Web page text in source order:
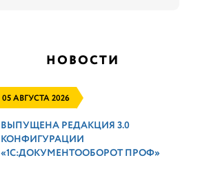
НОВОСТИ
05 АВГУСТА 2026
ВЫПУЩЕНА РЕДАКЦИЯ 3.0
КОНФИГУРАЦИИ
«1С:ДОКУМЕНТООБОРОТ ПРОФ»